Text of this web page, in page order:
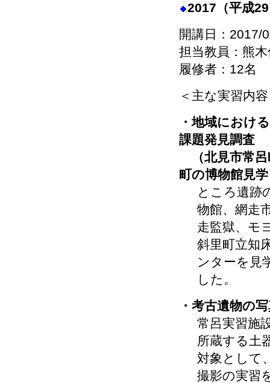
2017（平成
開講日：2017/
担当教員：熊
履修者：12名
＜主な実習内
・地域におけ
課題発見調査
（北見市常呂
町の博物館見
ところ遺跡
物館、網走
走監獄、モ
斜里町立知
ンターを見
した。
・考古遺物の
常呂実習施
所蔵する土
対象として
撮影の実習